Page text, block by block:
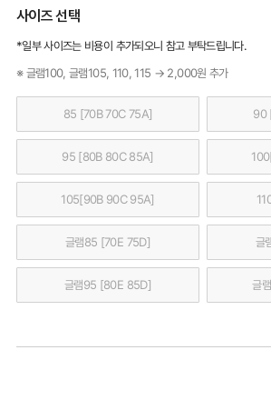
사이즈 선택
*일부 사이즈는 비용이 추가되오니 참고 부탁드립니다.
※ 글램100, 글램105, 110, 115 → 2,000원 추가
85 [70B 70C 75A] 90
95 [80B 80C 85A]
105[90B 90C 95A]
글램85 [70E 75D] 글
글램95 [80E 85D] 글